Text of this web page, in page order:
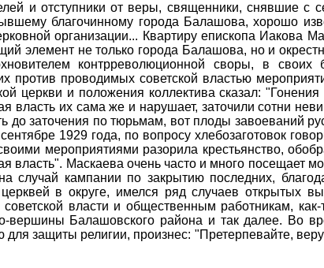
и отступники от веры, священники, снявшие
благочинному города Балашова, хорошо
организации... Квартиру епископа Иакова
элемент не только города Балашова, но и
контрреволюционной своры, в своих
против проводимых советской властью
церкви и положения коллектива сказал:
власть их сама же и нарушает, заточили сотни
до заточения по тюрьмам, вот плоды завоеваний
1929 года, по вопросу хлебозаготовок
мероприятиями разорила крестьянство,
власть". Маскаева очень часто и много посещает
случай кампании по закрытию последних,
в округе, имелся ряд случаев открытых
власти и общественным работникам,
вершины Балашовского района и так далее. Во
защиты религии, произнес: "Претерпевайте,